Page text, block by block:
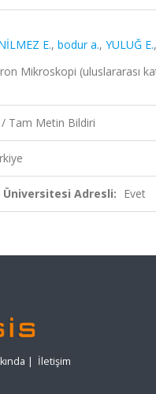
E., bodur a., YULUĞ E.,
Mikroskopi (uluslararası
Tam Metin Bildiri
Adresli: Evet
| İletişim